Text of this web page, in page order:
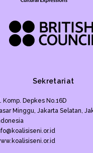
Sekretariat
Komp. Depkes No.16D
Minggu, Jakarta Selatan,